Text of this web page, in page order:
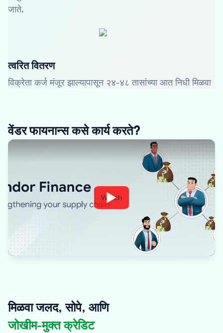
जाते.
त्वरित वितरण
विक्रेता कर्ज मंजूर झाल्यापासून २४-४८ तासांच्या आत निधी मिळवा
वेंडर फायनान्स कसे कार्य करते?
Watch
मिळवा जलद, सोपे, आणि
जोखीम-मुक्त क्रेडिट